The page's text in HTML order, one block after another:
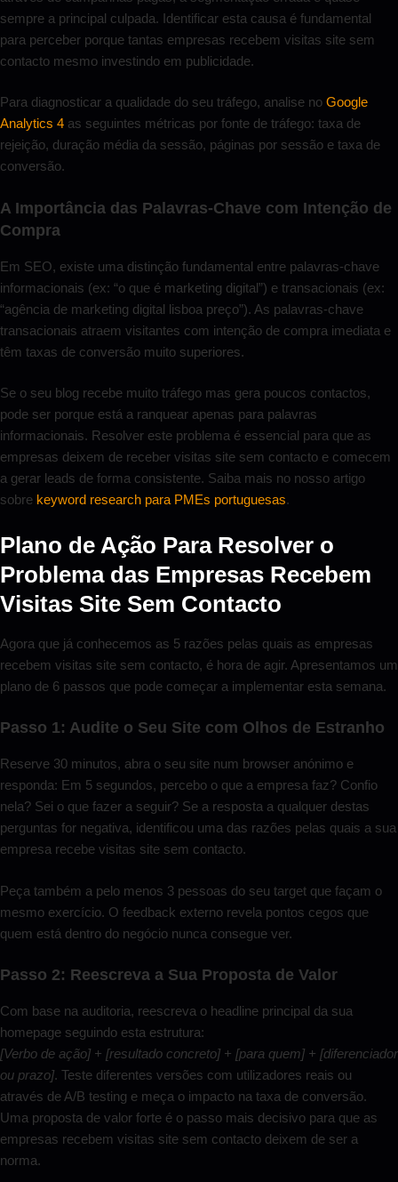
sempre a principal culpada. Identificar esta causa é fundamental
para perceber porque tantas empresas recebem visitas site sem
contacto mesmo investindo em publicidade.
Para diagnosticar a qualidade do seu tráfego, analise no Google
Analytics 4 as seguintes métricas por fonte de tráfego: taxa de
rejeição, duração média da sessão, páginas por sessão e taxa de
conversão.
A Importância das Palavras-Chave com Intenção de
Compra
Em SEO, existe uma distinção fundamental entre palavras-chave
informacionais (ex: “o que é marketing digital”) e transacionais (ex:
“agência de marketing digital lisboa preço”). As palavras-chave
transacionais atraem visitantes com intenção de compra imediata e
têm taxas de conversão muito superiores.
Se o seu blog recebe muito tráfego mas gera poucos contactos,
pode ser porque está a ranquear apenas para palavras
informacionais. Resolver este problema é essencial para que as
empresas deixem de receber visitas site sem contacto e comecem
a gerar leads de forma consistente. Saiba mais no nosso artigo
sobre keyword research para PMEs portuguesas.
Plano de Ação Para Resolver o
Problema das Empresas Recebem
Visitas Site Sem Contacto
Agora que já conhecemos as 5 razões pelas quais as empresas
recebem visitas site sem contacto, é hora de agir. Apresentamos um
plano de 6 passos que pode começar a implementar esta semana.
Passo 1: Audite o Seu Site com Olhos de Estranho
Reserve 30 minutos, abra o seu site num browser anónimo e
responda: Em 5 segundos, percebo o que a empresa faz? Confio
nela? Sei o que fazer a seguir? Se a resposta a qualquer destas
perguntas for negativa, identificou uma das razões pelas quais a sua
empresa recebe visitas site sem contacto.
Peça também a pelo menos 3 pessoas do seu target que façam o
mesmo exercício. O feedback externo revela pontos cegos que
quem está dentro do negócio nunca consegue ver.
Passo 2: Reescreva a Sua Proposta de Valor
Com base na auditoria, reescreva o headline principal da sua
homepage seguindo esta estrutura:
[Verbo de ação] + [resultado concreto] + [para quem] + [diferenciador
ou prazo]. Teste diferentes versões com utilizadores reais ou
através de A/B testing e meça o impacto na taxa de conversão.
Uma proposta de valor forte é o passo mais decisivo para que as
empresas recebem visitas site sem contacto deixem de ser a
norma.